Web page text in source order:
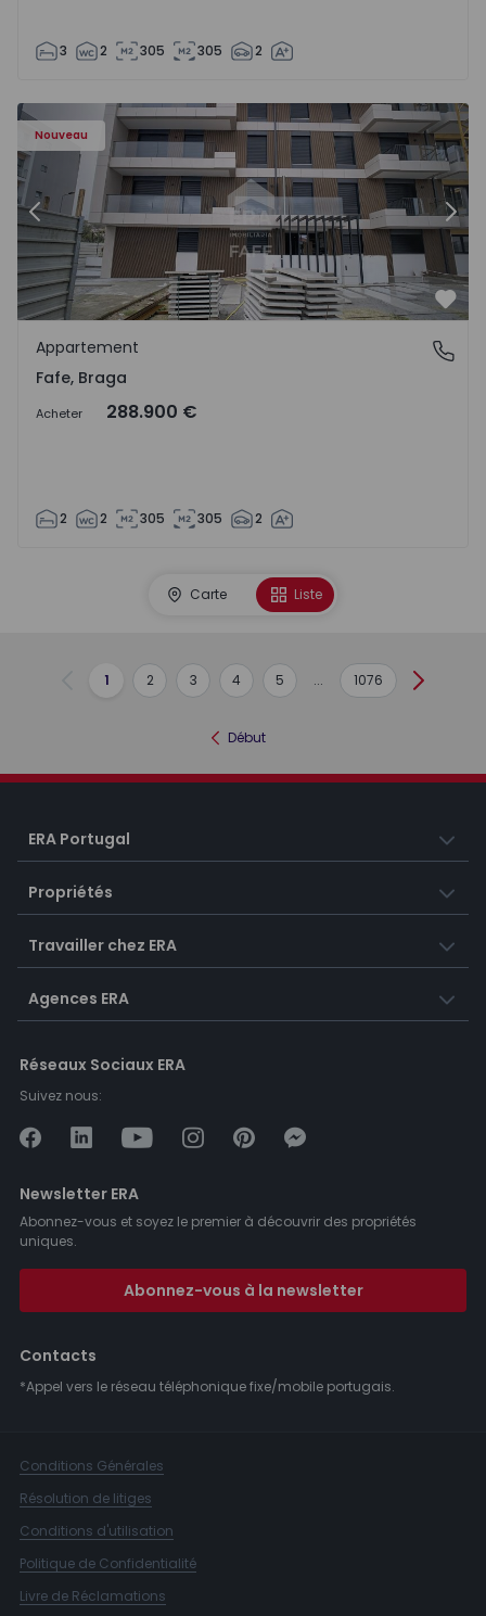
3 2 305 305 2
Nouveau
Précédent
Fafe, Braga
Appartement
Fafe, Braga
Acheter 288.900 €
2 2 305 305 2
Carte Liste
Précédent
1 2 3 4 5 ... 1076 Suivant
Début
ERA Portugal
Propriétés
Travailler chez ERA
Agences ERA
Réseaux Sociaux ERA
Suivez nous:
Newsletter ERA
Abonnez-vous et soyez le premier à découvrir des propriétés
uniques.
Abonnez-vous à la newsletter
Contacts
*Appel vers le réseau téléphonique fixe/mobile portugais.
Conditions Générales
Résolution de litiges
Conditions d'utilisation
Politique de Confidentialité
Livre de Réclamations